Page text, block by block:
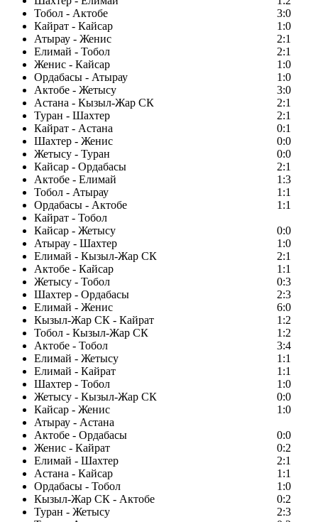
Тобол - Актобе
3:0
Кайрат - Кайсар
1:0
Атырау - Женис
2:1
Елимай - Тобол
2:1
Женис - Кайсар
1:0
Ордабасы - Атырау
1:0
Актобе - Жетысу
3:0
Астана - Кызыл-Жар СК
2:1
Туран - Шахтер
2:1
Кайрат - Астана
0:1
Шахтер - Женис
0:0
Жетысу - Туран
0:0
Кайсар - Ордабасы
2:1
Актобе - Елимай
1:3
Тобол - Атырау
1:1
Ордабасы - Актобе
1:1
Кайрат - Тобол
Кайсар - Жетысу
0:0
Атырау - Шахтер
1:0
Елимай - Кызыл-Жар СК
2:1
Актобе - Кайсар
1:1
Жетысу - Тобол
0:3
Шахтер - Ордабасы
2:3
Елимай - Женис
6:0
Кызыл-Жар СК - Кайрат
1:2
Тобол - Кызыл-Жар СК
1:2
Актобе - Тобол
3:4
Елимай - Жетысу
1:1
Елимай - Кайрат
1:1
Шахтер - Тобол
1:0
Жетысу - Кызыл-Жар СК
0:0
Кайсар - Женис
1:0
Атырау - Астана
Актобе - Ордабасы
0:0
Женис - Кайрат
0:2
Елимай - Шахтер
2:1
Астана - Кайсар
1:1
Ордабасы - Тобол
1:0
Кызыл-Жар СК - Актобе
0:2
Туран - Жетысу
2:3